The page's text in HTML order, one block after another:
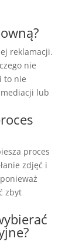
reklamacji.
nie
to nie
lub
proces
zdjęć i
zbyt